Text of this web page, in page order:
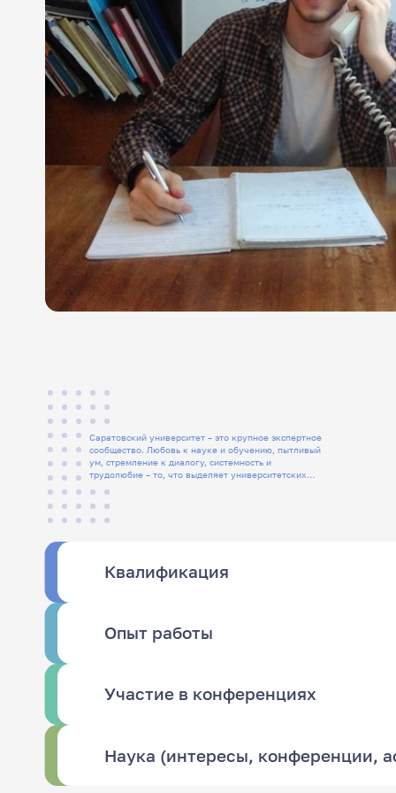
Саратовский университет – это крупное экспертное
сообщество. Любовь к науке и обучению, пытливый
ум, стремление к диалогу, системность и
трудолюбие – то, что выделяет университетских
Квалификация
Опыт работы
Участие в конференциях
Наука (интересы, конференции,